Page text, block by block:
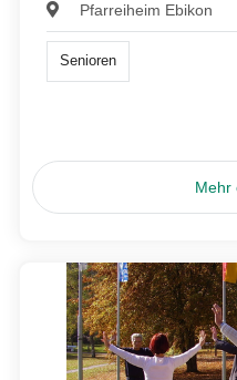
Pfarreiheim Ebikon
Senioren
Mehr